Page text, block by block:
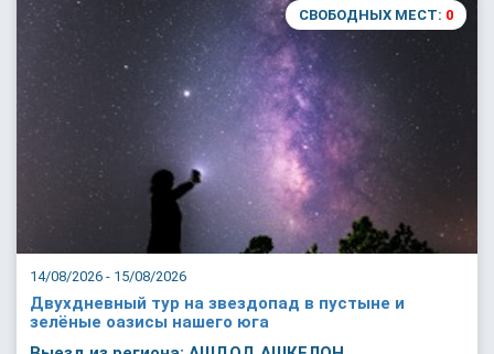
14/08/2026 - 15/08/2026
СВОБОДНЫХ МЕСТ: 0
Двухдневный тур на звездопад в пустыне и
зелёные оазисы нашего юга